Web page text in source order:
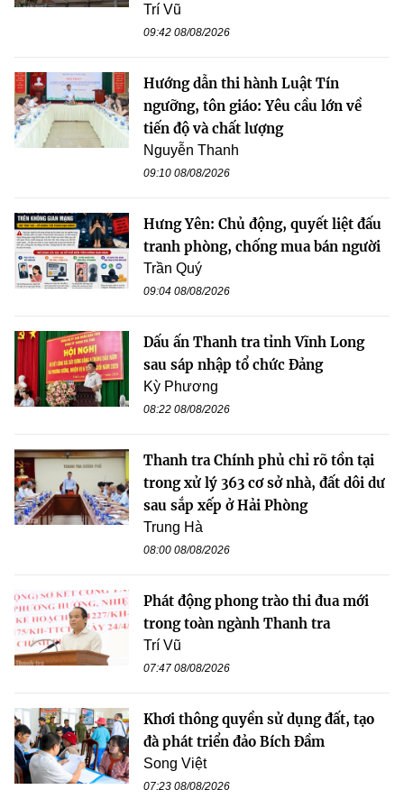
Trí Vũ
09:42 08/08/2026
Hướng dẫn thi hành Luật Tín
ngưỡng, tôn giáo: Yêu cầu lớn về
tiến độ và chất lượng
Nguyễn Thanh
09:10 08/08/2026
Hưng Yên: Chủ động, quyết liệt đấu
tranh phòng, chống mua bán người
Trần Quý
09:04 08/08/2026
Dấu ấn Thanh tra tỉnh Vĩnh Long
sau sáp nhập tổ chức Đảng
Kỳ Phương
08:22 08/08/2026
Thanh tra Chính phủ chỉ rõ tồn tại
trong xử lý 363 cơ sở nhà, đất dôi dư
sau sắp xếp ở Hải Phòng
Trung Hà
08:00 08/08/2026
Phát động phong trào thi đua mới
trong toàn ngành Thanh tra
Trí Vũ
07:47 08/08/2026
Khơi thông quyền sử dụng đất, tạo
đà phát triển đảo Bích Đầm
Song Việt
07:23 08/08/2026